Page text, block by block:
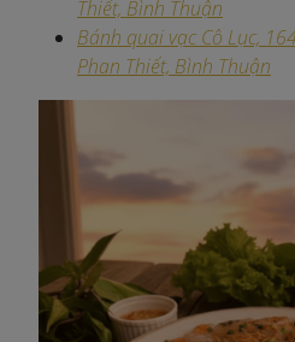
Thiết, Bình Thuận
Bánh quai vạc Cô Lục,
Phan Thiết, Bình Thuận